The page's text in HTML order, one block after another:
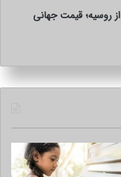
روسیه؛ قیمت جهانی